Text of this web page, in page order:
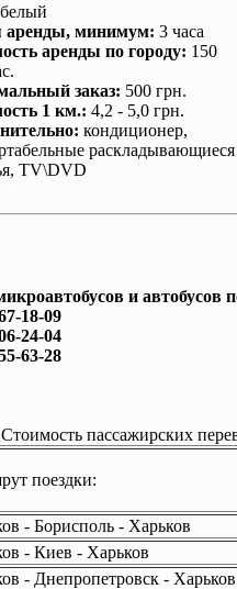
белый
аренды, минимум: 3 часа
аренды по городу: 150
заказ: 500 грн.
1 км.: 4,2 - 5,0 грн.
: кондиционер,
раскладывающиеся
TV\DVD
и автобусов
18-09
24-04
63-28
Стоимость пассажирских
поездки:
- Борисполь - Харьков
- Киев - Харьков
- Днепропетровск - Харьков